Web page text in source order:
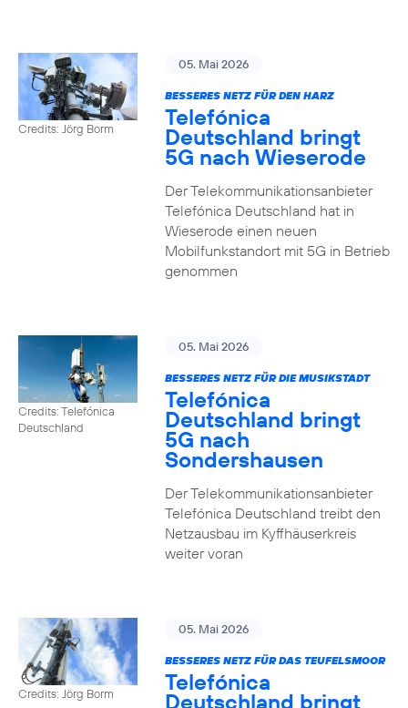
Credits: Jörg Borm
05. Mai 2026
BESSERES NETZ FÜR DEN HARZ
Telefónica
Deutschland bringt
5G nach Wieserode
Der Telekommunikationsanbieter
Telefónica Deutschland hat in
Wieserode einen neuen
Mobilfunkstandort mit 5G in Betrieb
genommen
Credits: Telefónica
Deutschland
05. Mai 2026
BESSERES NETZ FÜR DIE MUSIKSTADT
Telefónica
Deutschland bringt
5G nach
Sondershausen
Der Telekommunikationsanbieter
Telefónica Deutschland treibt den
Netzausbau im Kyffhäuserkreis
weiter voran
Credits: Jörg Borm
05. Mai 2026
BESSERES NETZ FÜR DAS TEUFELSMOOR
Telefónica
Deutschland bringt